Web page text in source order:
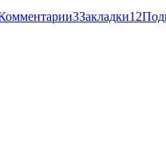
3Закладки12